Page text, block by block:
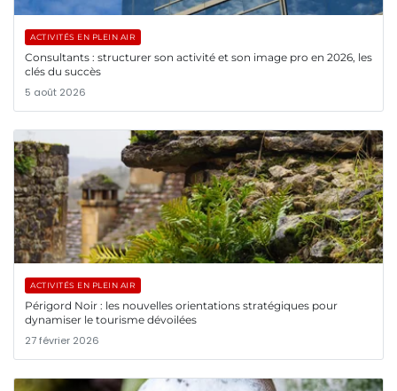
ACTIVITÉS EN PLEIN AIR
Consultants : structurer son activité et son image pro en 2026, les
clés du succès
5 août 2026
ACTIVITÉS EN PLEIN AIR
Périgord Noir : les nouvelles orientations stratégiques pour
dynamiser le tourisme dévoilées
27 février 2026